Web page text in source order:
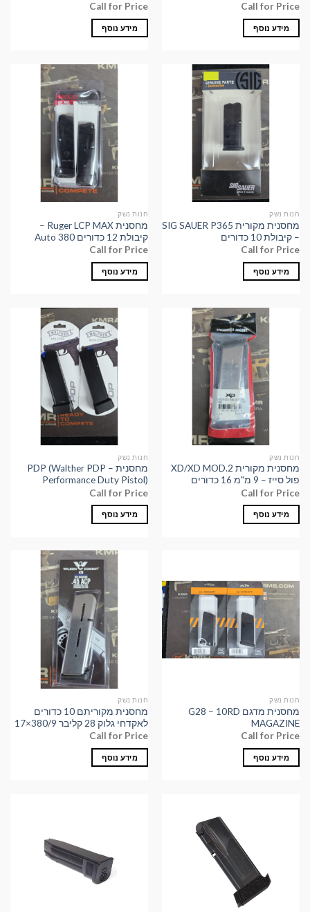
Call for Price
מידע נוסף
Call for Price
מידע נוסף
חנות נשק
מחסנית מקורית SIG SAUER P365
– קיבולת 10 כדורים
Call for Price
מידע נוסף
חנות נשק
מחסנית Ruger LCP MAX –
קיבולת 12 כדורים 380 Auto
Call for Price
מידע נוסף
חנות נשק
מחסנית מקורית XD/XD MOD.2
פול סייז – 9 מ"מ 16 כדורים
Call for Price
מידע נוסף
חנות נשק
מחסנית PDP (Walther PDP –
Performance Duty Pistol)
Call for Price
מידע נוסף
חנות נשק
מחסנית מדגם G28 – 10RD
MAGAZINE
Call for Price
מידע נוסף
חנות נשק
מחסנית מקוריתםּ 10 כדורים
לאקדחי גלוק 28 קליבר 380/9×17
Call for Price
מידע נוסף